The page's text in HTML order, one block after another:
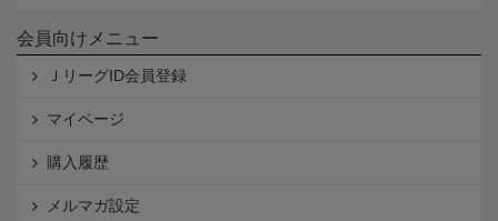
会員向けメニュー
ＪリーグID会員登録
マイページ
購入履歴
メルマガ設定